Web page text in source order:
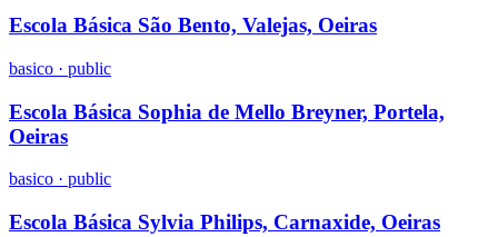
Escola Básica São Bento, Valejas, Oeiras
basico · public
Escola Básica Sophia de Mello Breyner, Portela,
Oeiras
basico · public
Escola Básica Sylvia Philips, Carnaxide, Oeiras